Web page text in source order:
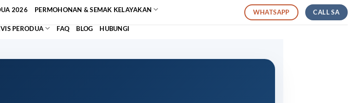
2026 PERMOHONAN & SEMAK KELAYAKAN
PERODUA FAQ BLOG HUBUNGI
WHATSAPP CALL SA